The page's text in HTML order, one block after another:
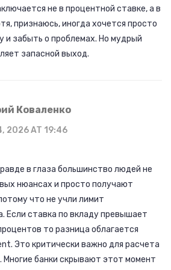
не в процентной ставке, а в
признаюсь, иногда хочется просто
и забыть о проблемах. Но мудрый
запасной выход.
Коваленко
2026 AT 19:46
в глаза большинство людей не
нюансах и просто получают
что не учли лимит
Если ставка по вкладу превышает
то разница облагается
Это критически важно для расчета
Многие банки скрывают этот момент